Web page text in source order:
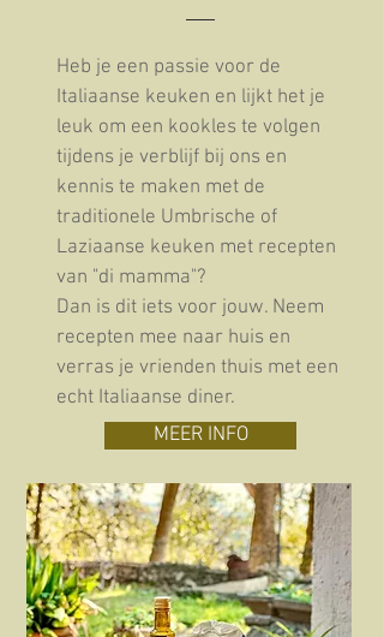
Heb je een passie voor de
Italiaanse keuken en lijkt het je
leuk om een kookles te volgen
tijdens je verblijf bij ons en
kennis te maken met de
traditionele Umbrische of
Laziaanse keuken met recepten
van "di mamma"?
Dan is dit iets voor jouw. Neem
recepten mee naar huis en
verras je vrienden thuis met een
echt Italiaanse diner.
MEER INFO